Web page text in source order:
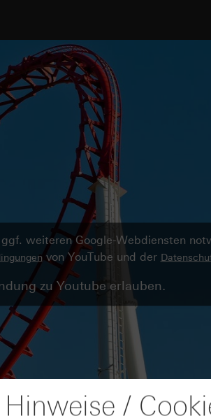
weiteren Google-Webdiensten
von YouTube und der
zu Youtube erlauben.
/